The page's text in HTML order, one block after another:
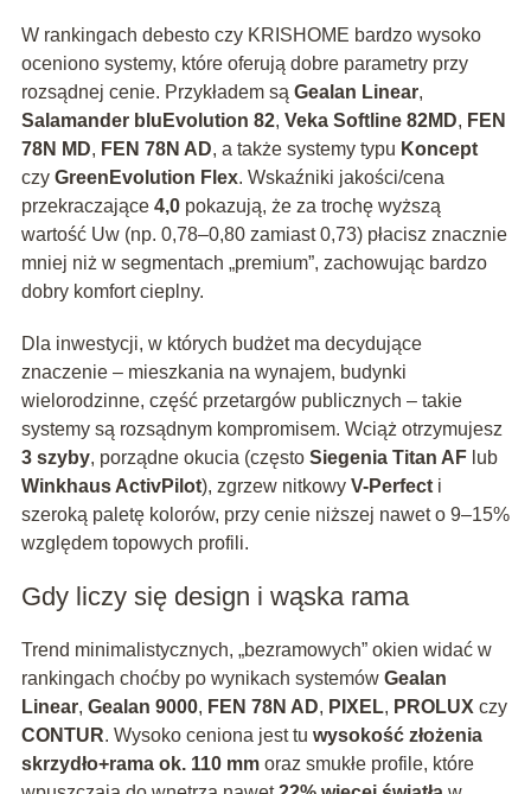
W rankingach debesto czy KRISHOME bardzo wysoko
oceniono systemy, które oferują dobre parametry przy
rozsądnej cenie. Przykładem są Gealan Linear,
Salamander bluEvolution 82, Veka Softline 82MD, FEN
78N MD, FEN 78N AD, a także systemy typu Koncept
czy GreenEvolution Flex. Wskaźniki jakości/cena
przekraczające 4,0pokazują, że za trochę wyższą
wartość Uw (np. 0,78–0,80 zamiast 0,73) płacisz znacznie
mniej niż w segmentach „premium”, zachowując bardzo
dobry komfort cieplny.
Dla inwestycji, w których budżet ma decydujące
znaczenie – mieszkania na wynajem, budynki
wielorodzinne, część przetargów publicznych – takie
systemy są rozsądnym kompromisem. Wciąż otrzymujesz
3 szyby, porządne okucia (często Siegenia Titan AFlub
Winkhaus ActivPilot), zgrzew nitkowy V-Perfecti
szeroką paletę kolorów, przy cenie niższej nawet o 9–15%
względem topowych profili.
Gdy liczy się design i wąska rama
Trend minimalistycznych, „bezramowych” okien widać w
rankingach choćby po wynikach systemów Gealan
Linear, Gealan 9000, FEN 78N AD, PIXEL, PROLUX czy
CONTUR. Wysoko ceniona jest tu wysokość złożenia
skrzydło+rama ok. 110 mmoraz smukłe profile, które